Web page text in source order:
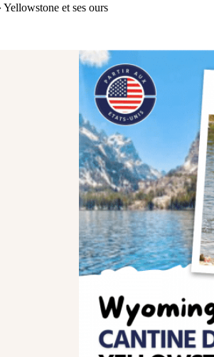
Yellowstone et ses ours